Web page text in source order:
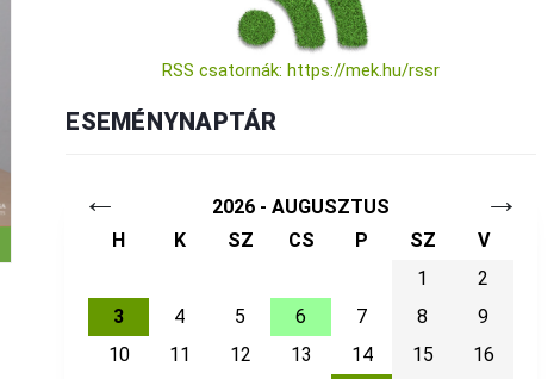
RSS csatornák: https://mek.hu/rssr
ESEMÉNYNAPTÁR
← 2026 - AUGUSZTUS →
H K SZ CS P SZ
V
1
2
3
4 5 6 7 8
9
10
11 12 13 14 15
16